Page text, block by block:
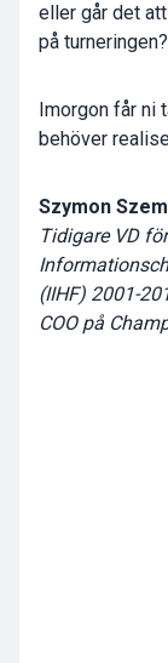
eller går det
på
Imorgon får ni
behöver
Szymon
Tidigare VD
(IIHF) 2001-
COO på